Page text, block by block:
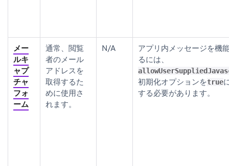
メー
ルキ
ャプ
チャ
フォ
ーム
通常、閲覧
者のメール
アドレスを
取得するた
めに使用さ
れます。
N/A
アプリ内メッセージを機
るには、
初期化オプションをtrue
する必要があります。